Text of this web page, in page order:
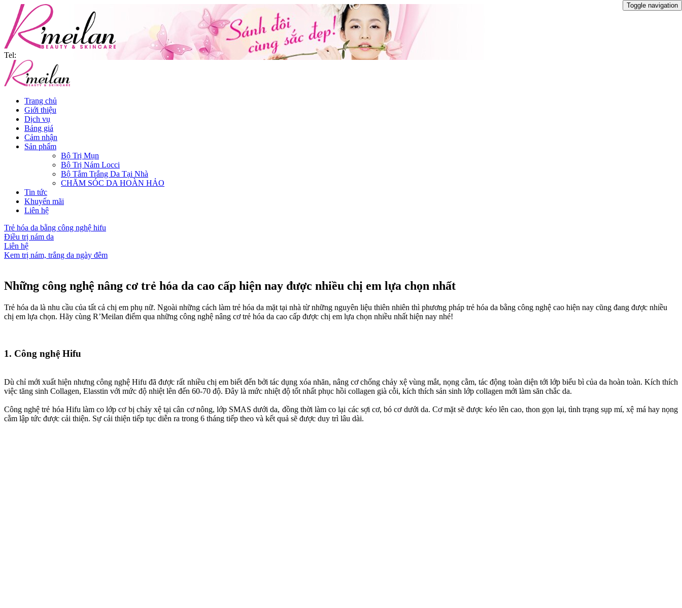
Tel:
Toggle navigation
Trang chủ
Giới thiệu
Dịch vụ
Bảng giá
Cảm nhận
Sản phẩm
Bộ Trị Mụn
Bộ Trị Nám Locci
Bộ Tắm Trắng Da Tại Nhà
CHĂM SÓC DA HOÀN HẢO
Tin tức
Khuyến mãi
Liên hệ
Trẻ hóa da bằng công nghệ hifu
Điều trị nám da
Liên hệ
Kem trị nám, trắng da ngày đêm
Những công nghệ nâng cơ trẻ hóa da cao cấp hiện nay được nhiều chị em lựa chọn nhất
Trẻ hóa da là nhu cầu của tất cả chị em phụ nữ. Ngoài những cách làm trẻ hóa da mặt tại nhà từ những nguyên liệu thiên nhiên thì phương pháp trẻ hóa da bằng công nghệ cao hiện nay cũng đang được nhiều
chị em lựa chọn. Hãy cùng R’Meilan điểm qua những công nghệ nâng cơ trẻ hóa da cao cấp được chị em lựa chọn nhiều nhất hiện nay nhé!
1. Công nghệ Hifu
Dù chỉ mới xuất hiện nhưng công nghệ Hifu đã được rất nhiều chị em biết đến bởi tác dụng xóa nhăn, nâng cơ chống chảy xệ vùng mắt, nọng cằm, tác động toàn diện tới lớp biểu bì của da hoàn toàn. Kích thích
việc tăng sinh Collagen, Elasstin với mức độ nhiệt lên đến 60-70 độ. Đây là mức nhiệt độ tốt nhất phục hồi collagen già cỗi, kích thích sản sinh lớp collagen mới làm săn chắc da.
Công nghệ trẻ hóa Hifu làm co lớp cơ bị chảy xệ tại cân cơ nông, lớp SMAS dưới da, đồng thời làm co lại các sợi cơ, bó cơ dưới da. Cơ mặt sẽ được kéo lên cao, thon gọn lại, tình trạng sụp mí, xệ má hay nọng
cằm lập tức được cải thiện. Sự cải thiện tiếp tục diễn ra trong 6 tháng tiếp theo và kết quả sẽ được duy trì lâu dài.